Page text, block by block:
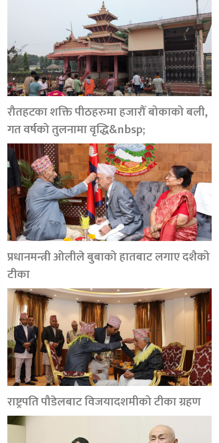
रौतहटका शक्ति पीठहरुमा हजारौँ बोकाको बली,
गत वर्षको तुलनामा वृद्धि&nbsp;
प्रधानमन्त्री ओलीले बुबाको हातबाट लगाए दशैको
टीका
राष्ट्रपति पौडेलबाट विजयादशमीको टीका ग्रहण